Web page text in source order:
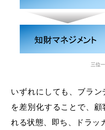
三位
いずれにしても、ブラ
を差別化することで、
れる状態、即ち、ドラッ